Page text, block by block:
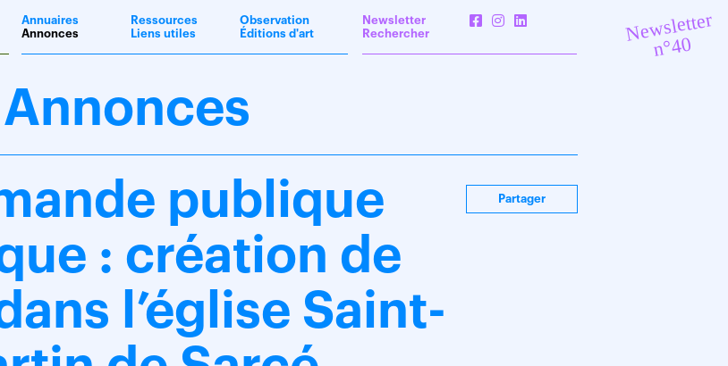
Newsletter
n°40
Annuaires
Annonces
Ressources
Liens utiles
Observation
Éditions d'art
Newsletter
Rechercher
Annonces
Partager
publique
: création de
l’église Saint-